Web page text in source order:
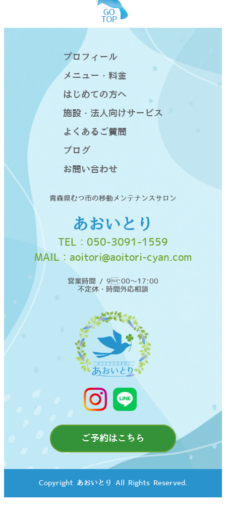
青森県むつ市の移動メンテナンスサロン
あおいとり
TEL： 050-3091-1559
MAIL： aoitori@aoitori-cyan.com
営業時間 / 9:00〜17:00
不定休・時間外応相談
プロフィール
メニュー・料金
はじめての方へ
施設・法人向けサービス
よくあるご質問
ブログ
お問い合わせ
ご予約はこちら
Copyright©あおいとり All Rights Reserved.